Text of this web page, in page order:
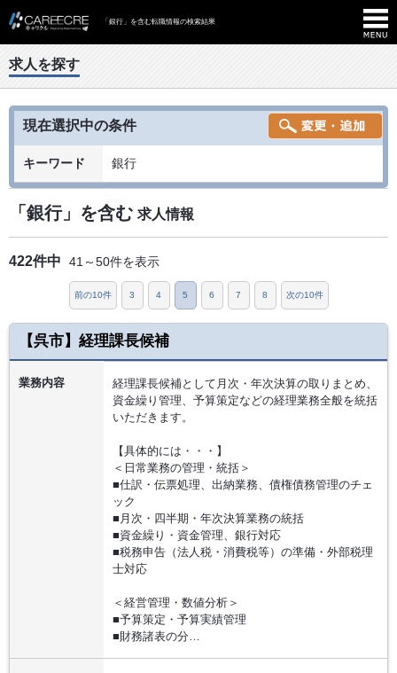
「銀行」を含む転職情報の検索結果
求人を探す
現在選択中の条件
キーワード 銀行
「銀行」を含む 求人情報
422件中 41～50件を表示
前の10件 3 4 5 6 7 8 次の10件
【呉市】経理課長候補
業務内容
経理課長候補として月次・年次決算の取りまとめ、
資金繰り管理、予算策定などの経理業務全般を統括
いただきます。
【具体的には・・・】
＜日常業務の管理・統括＞
■仕訳・伝票処理、出納業務、債権債務管理のチェ
ック
■月次・四半期・年次決算業務の統括
■資金繰り・資金管理、銀行対応
■税務申告（法人税・消費税等）の準備・外部税理
士対応
＜経営管理・数値分析＞
■予算策定・予算実績管理
■財務諸表の分…